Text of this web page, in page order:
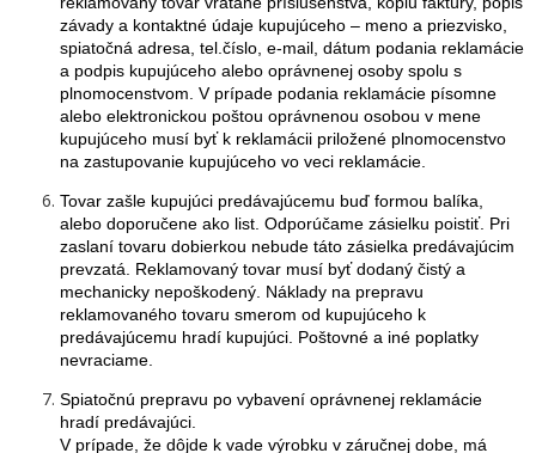
závady a kontaktné údaje kupujúceho – meno a priezvisko,
spiatočná adresa, tel.číslo, e-mail, dátum podania reklamácie
a podpis kupujúceho alebo oprávnenej osoby spolu s
plnomocenstvom. V prípade podania reklamácie písomne
alebo elektronickou poštou oprávnenou osobou v mene
kupujúceho musí byť k reklamácii priložené plnomocenstvo
na zastupovanie kupujúceho vo veci reklamácie.
Tovar zašle kupujúci predávajúcemu buď formou balíka,
alebo doporučene ako list. Odporúčame zásielku poistiť. Pri
zaslaní tovaru dobierkou nebude táto zásielka predávajúcim
prevzatá. Reklamovaný tovar musí byť dodaný čistý a
mechanicky nepoškodený. Náklady na prepravu
reklamovaného tovaru smerom od kupujúceho k
predávajúcemu hradí kupujúci. Poštovné a iné poplatky
nevraciame.
Spiatočnú prepravu po vybavení oprávnenej reklamácie
hradí predávajúci.
V prípade, že dôjde k vade výrobku v záručnej dobe, má